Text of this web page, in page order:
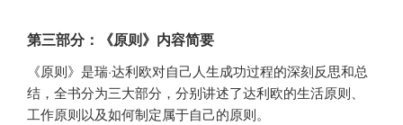
第三部分：《原则》内容简要
《原则》是瑞·达利欧对自己人生成功过程的深刻反思和总
结，全书分为三大部分，分别讲述了达利欧的生活原则、
工作原则以及如何制定属于自己的原则。